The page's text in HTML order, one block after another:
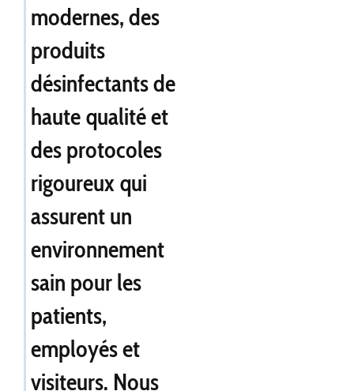
modernes, des
produits
désinfectants de
haute qualité et
des protocoles
rigoureux qui
assurent un
environnement
sain pour les
patients,
employés et
visiteurs. Nous